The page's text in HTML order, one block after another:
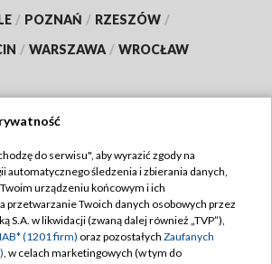
/ POZNAŃ / RZESZÓW /
/ WARSZAWA / WROCŁAW
TVP
Regulamin TVP
Polityka prywatności
do serwisu", aby wyrazić zgody na
automatycznego śledzenia i zbierania danych,
urządzeniu końcowym i ich
przetwarzanie Twoich danych osobowych przez
S.A. w likwidacji (zwaną dalej również „TVP”),
(1201 firm) oraz pozostałych Zaufanych
, w celach marketingowych (w tym do